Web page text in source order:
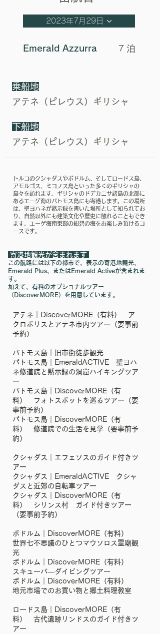
2023年7月29日
Emerald Azzurra 7 泊
乗船地
アテネ（ピレウス）ギリシャ
下船地
アテネ（ピレウス）ギリシャ
‎トルコのクシャダスやボドルム、そしてロードス島、
アモルゴス、ミコノス島といった多くのギリシャの
島々を訪れます。‎ギリシャのドデカニサ諸島の北部に
あるエーゲ海のパトモス島にも寄港します。この場所
は、聖ヨハネが黙示録を書いた場所として知られてお
り、自然以外にも建築文化や歴史に触れることもでき
ます。エーゲ海南東部の紺碧の海をお楽しみ頂けるコ
ースです。
寄港地観光が含まれます
この航路には以下の都市で、表示の寄港地観光、
Emerald Plus、またはEmerald Activeが含まれま
す。
加えて、有料のオプショナルツアー
（DiscoverMORE）を用意しています。
アテネ｜DiscoverMORE（有料） ア
クロポリスとアテネ市内ツアー（要事前
予約）
パトモス島｜旧市街徒歩観光
パトモス島｜EmeraldACTIVE 聖ヨハ
ネ修道院と黙示録の洞窟ハイキングツア
ー
パトモス島｜DiscoverMORE（有
料） フォトスポットを巡るツアー（要
事前予約）
パトモス島｜DiscoverMORE（有
料） 修道院での生活を見学（要事前予
約）
クシャダス｜エフェソスのガイド付きツ
アー
クシャダス｜EmeraldACTIVE クシャ
ダスと近郊の自転車ツアー
クシャダス｜DiscoverMORE（有
料） シリンス村 ガイド付きツアー
（要事前予約）
ボドルム｜DiscoverMORE（有料）
世界七不思議のひとつマウソロス霊廟観
光
ボドルム｜DiscoverMORE（有料）
スキューバ―ダイビングツアー
ボドルム｜DiscoverMORE（有料）
地元市場でのお買い物と郷土料理教室
ロードス島｜DiscoverMORE（有
料） 古代遺跡リンドスのガイド付きツ
アー